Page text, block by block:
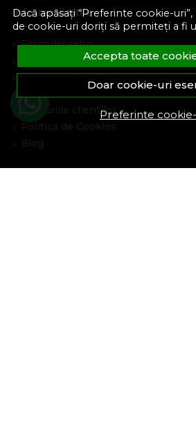
Dacă apăsați “Preferinte cookie-
de cookie-uri doriți să permiteți a fi
Accepta toate
Doar cookie-uri
Preferinte
Informatii Utile
Formular retur
Termeni si conditii
Marturiile clientilor
Politica de Cookies
Blog